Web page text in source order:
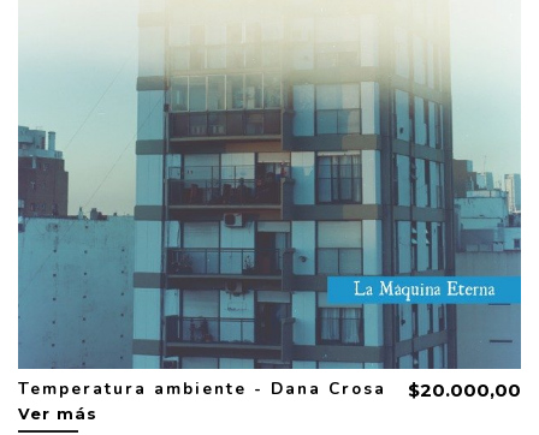
Temperatura ambiente - Dana Crosa $20.000,00
Ver más